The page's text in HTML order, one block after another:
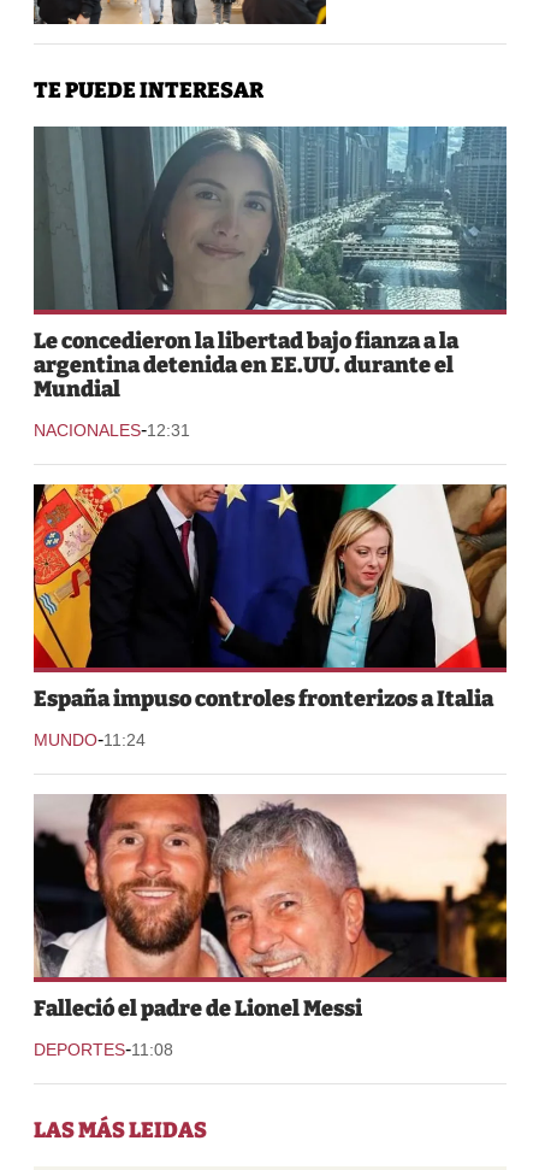
TE PUEDE INTERESAR
Le concedieron la libertad bajo fianza a la
argentina detenida en EE.UU. durante el
Mundial
NACIONALES-12:31
España impuso controles fronterizos a Italia
MUNDO-11:24
Falleció el padre de Lionel Messi
DEPORTES-11:08
LAS MÁS LEIDAS